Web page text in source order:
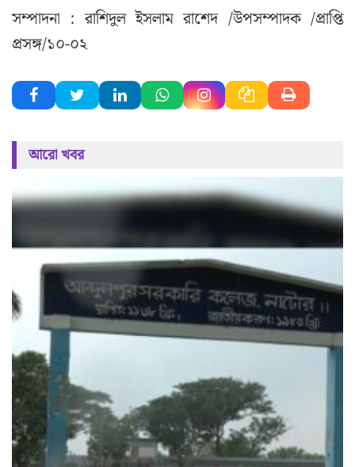
সম্পাদনা : রাশিদুল ইসলাম রাশেদ /উপসম্পাদক /প্রাপ্তি
প্রসঙ্গ/১০-০২
আরো খবর